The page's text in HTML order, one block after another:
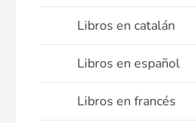
Libros en catalán
Libros en español
Libros en francés